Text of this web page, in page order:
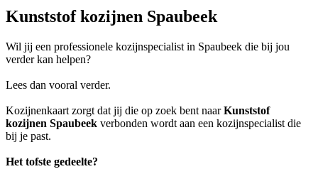
Kunststof kozijnen Spaubeek
Wil jij een professionele kozijnspecialist in Spaubeek die bij jou
verder kan helpen?
Lees dan vooral verder.
Kozijnenkaart zorgt dat jij die op zoek bent naarKunststof
kozijnen Spaubeek verbonden wordt aan een kozijnspecialist die
bij je past.
Het tofste gedeelte?